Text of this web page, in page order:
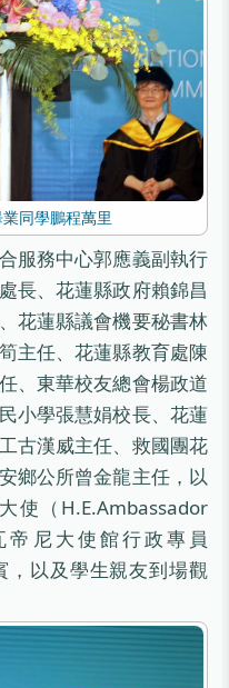
同學鵬程萬里
服務中心郭應義副執行
長、花蓮縣政府賴錦昌
花蓮縣議會機要秘書林
主任、花蓮縣教育處陳
、東華校友總會楊政道
小學張慧娟校長、花蓮
古漢威主任、救國團花
鄉公所曾金龍主任，以
使（H.E.Ambassador
帝尼大使館行政專員
，以及學生親友到場觀